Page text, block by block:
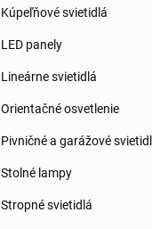
Kúpeľňové svietidlá
LED panely
Lineárne svietidlá
Orientačné osvetlenie
Pivničné a garážové
Stolné lampy
Stropné svietidlá